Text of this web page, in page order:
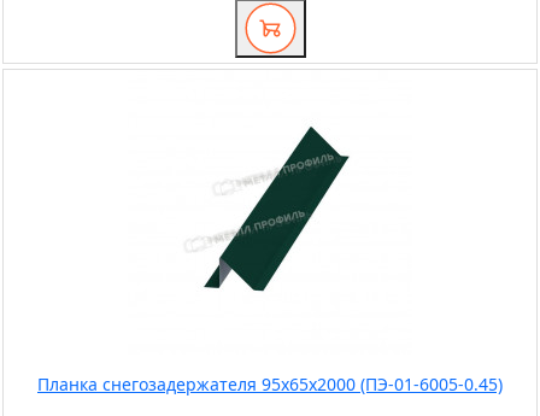
Планка снегозадержателя 95х65х2000 (ПЭ-01-6005-0.45)